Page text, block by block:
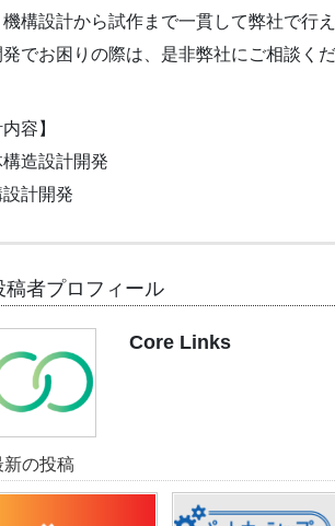
構設計から試作まで一貫して弊社で行
でお困りの際は、是非弊社にご相談くだ
容】
構造設計開発
設計開発
稿者プロフィール
Core Links
新の投稿